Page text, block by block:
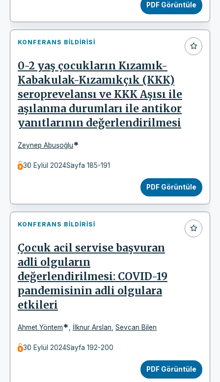
PDF Görüntüle
KONFERANS BILDIRISI
0-2 yaş çocukların Kızamık-
Kabakulak-Kızamıkçık (KKK)
seroprevelansı ve KKK Aşısı ile
aşılanma durumları ile antikor
yanıtlarının değerlendirilmesi
Zeynep Abuşoğlu*
30 Eylül 2024Sayfa 185-191
PDF Görüntüle
KONFERANS BILDIRISI
Çocuk acil servise başvuran
adli olguların
değerlendirilmesi: COVID-19
pandemisinin adli olgulara
etkileri
Ahmet Yöntem* İlknur Arslan Sevcan Bilen
30 Eylül 2024Sayfa 192-200
PDF Görüntüle